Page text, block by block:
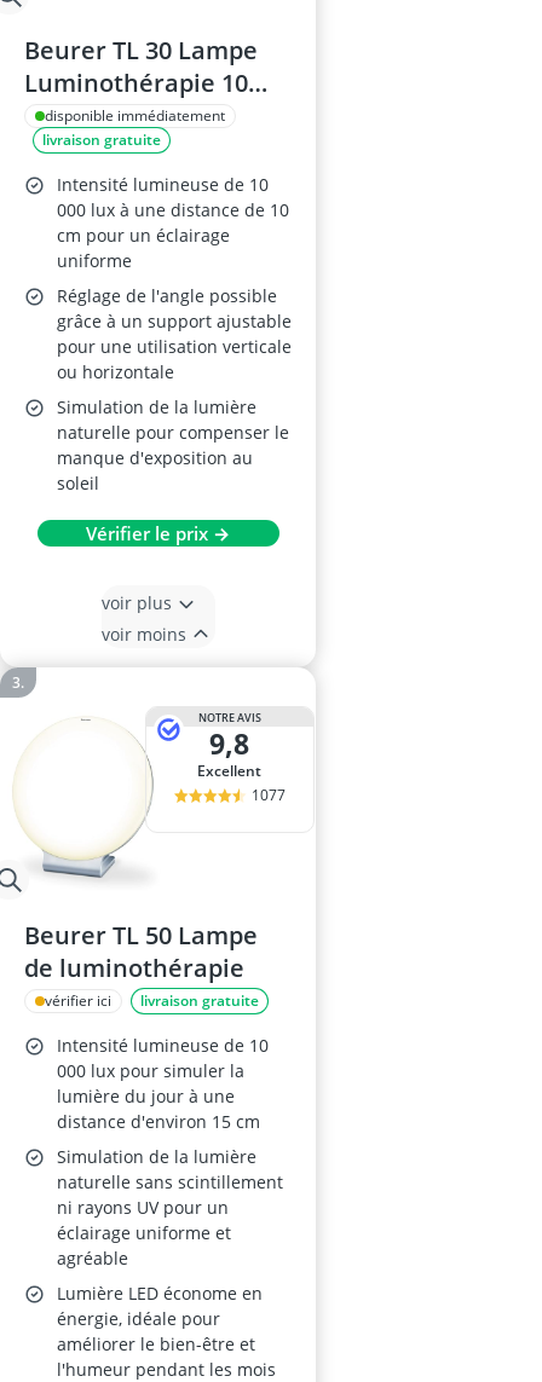
Beurer TL 30 Lampe
Luminothérapie 10
000 lux
disponible immédiatement
livraison gratuite
Intensité lumineuse de 10
000 lux à une distance de 10
cm pour un éclairage
uniforme
Réglage de l'angle possible
grâce à un support ajustable
pour une utilisation verticale
ou horizontale
Simulation de la lumière
naturelle pour compenser le
manque d'exposition au
soleil
Vérifier le prix →
voir plus
voir moins
NOTRE AVIS
9,8
Excellent
1077
Beurer TL 50 Lampe
de luminothérapie
vérifier ici livraison gratuite
Intensité lumineuse de 10
000 lux pour simuler la
lumière du jour à une
distance d'environ 15 cm
Simulation de la lumière
naturelle sans scintillement
ni rayons UV pour un
éclairage uniforme et
agréable
Lumière LED économe en
énergie, idéale pour
améliorer le bien-être et
l'humeur pendant les mois